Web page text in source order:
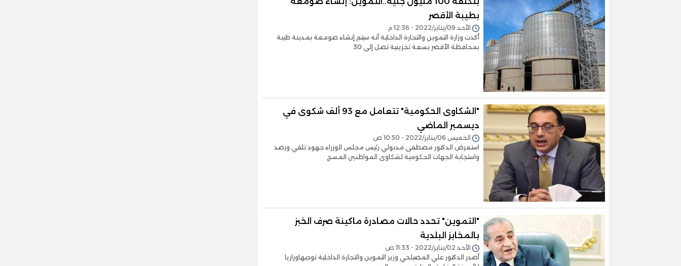
بطيبة الأقصر
الأحد 09/يناير/2022 - 12:36 م
أكدت وزارة التموين والتجارة الداخلية أنه سيتم إنشاء صومعة بمدينة طيبة
بمحافظة الأقصر بسعة تخزينية تصل إلى 30
"الشكاوى الحكومية" تتعامل مع 93 ألف شكوى في
ديسمبر الماضي
الخميس 06/يناير/2022 - 10:50 ص
استعرض الدكتور مصطفى مدبولي رئيس مجلس الوزراء جهود تلقي ورصد
واستجابة الجهات الحكومية لشكاوى المواطنين المسج
"التموين" تحدد حالات مصادرة ماكينة ‏صرف الخبز
بالمخابز البلدية
الأحد 02/يناير/2022 - 11:33 ص
أصدر الدكتور علي المصيلحي وزير التموين والتجارة الداخلية توجيهاوزاريا